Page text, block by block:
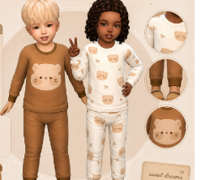
Toddler's Vintage Layered Shirt